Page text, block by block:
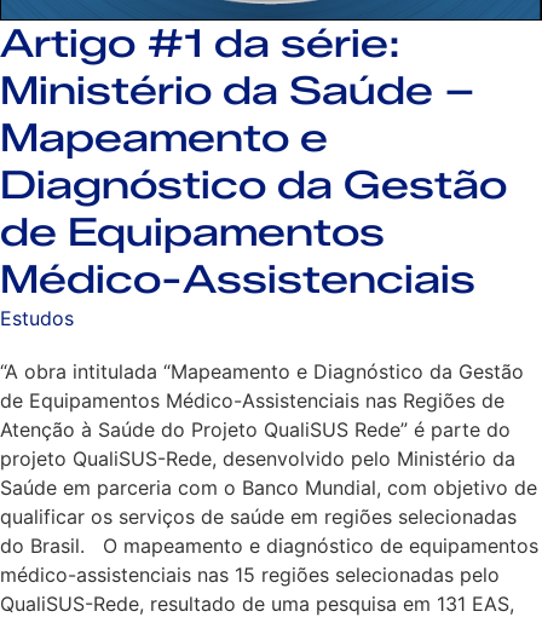
Artigo #1 da série:
Ministério da Saúde –
Mapeamento e
Diagnóstico da Gestão
de Equipamentos
Médico-Assistenciais
Estudos
“A obra intitulada “Mapeamento e Diagnóstico da Gestão
de Equipamentos Médico-Assistenciais nas Regiões de
Atenção à Saúde do Projeto QualiSUS Rede” é parte do
projeto QualiSUS-Rede, desenvolvido pelo Ministério da
Saúde em parceria com o Banco Mundial, com objetivo de
qualificar os serviços de saúde em regiões selecionadas
do Brasil. O mapeamento e diagnóstico de equipamentos
médico-assistenciais nas 15 regiões selecionadas pelo
QualiSUS-Rede, resultado de uma pesquisa em 131 EAS,